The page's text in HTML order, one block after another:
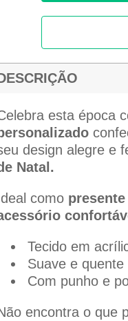
esta época
design alegre e
Natal.
como
Tecido em
Suave e quente
Com punho e
encontra o que